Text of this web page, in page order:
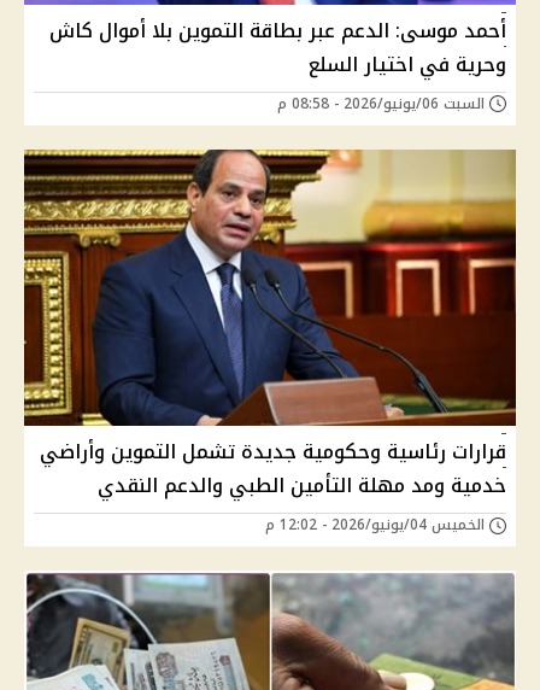
أحمد موسى: الدعم عبر بطاقة التموين بلا أموال كاش
وحرية في اختيار السلع
السبت 06/يونيو/2026 - 08:58 م
قرارات رئاسية وحكومية جديدة تشمل التموين وأراضي
خدمية ومد مهلة التأمين الطبي والدعم النقدي
الخميس 04/يونيو/2026 - 12:02 م